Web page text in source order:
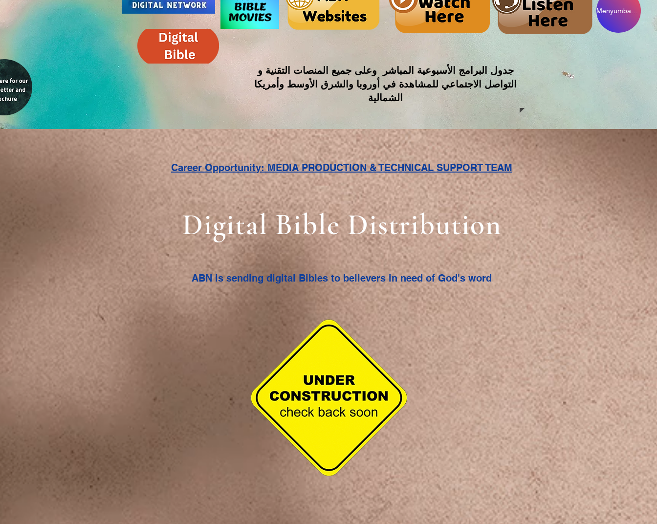
جدول البرامج الأسبوعية المباشر وعلى جميع المنصات التقنية و
التواصل الاجتماعي للمشاهدة في أوروبا والشرق الأوسط وأمريكا
الشمالية
Career Opportunity: MEDIA PRODUCTION & TECHNICAL SUPPORT TEAM
Digital Bible Distribution
ABN is sending digital Bibles to believers in need of God's word